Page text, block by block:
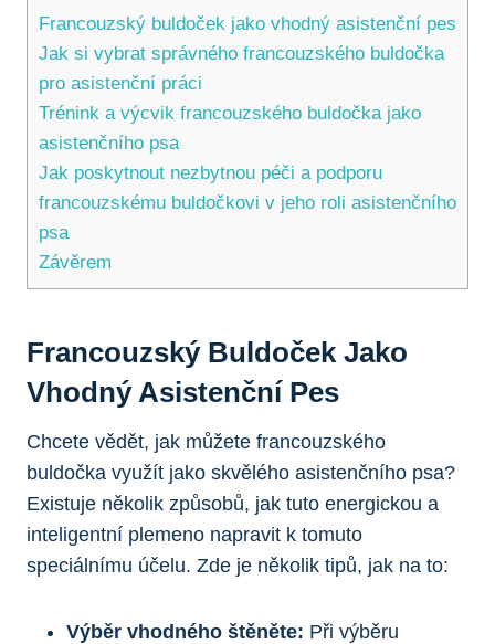
Francouzský buldoček jako vhodný asistenční pes
Jak si vybrat správného francouzského buldočka
pro asistenční práci
Trénink a výcvik francouzského buldočka jako
asistenčního psa
Jak poskytnout nezbytnou péči a podporu
francouzskému buldočkovi v jeho roli asistenčního
psa
Závěrem
Francouzský Buldoček Jako
Vhodný Asistenční Pes
Chcete vědět, jak můžete francouzského
buldočka využít jako skvělého asistenčního psa?
Existuje několik způsobů, jak tuto energickou a
inteligentní plemeno napravit k tomuto
speciálnímu účelu. Zde je několik tipů, jak na to:
Výběr vhodného štěněte: Při výběru